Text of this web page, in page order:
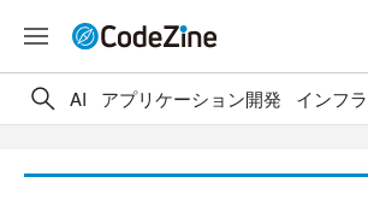
AI アプリケーション開発 インフラ